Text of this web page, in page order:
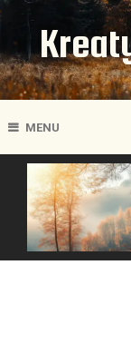
MENU